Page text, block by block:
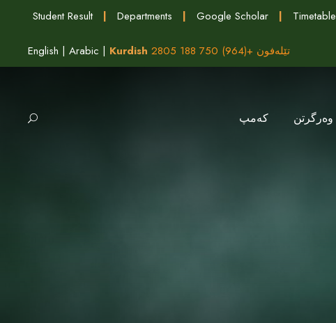
Student Result | Departments | Google Scholar | Timetable
تێلەفون +(964) 750 188 2805
English | Arabic | Kurdish
وەرگرتن كه‌مپ